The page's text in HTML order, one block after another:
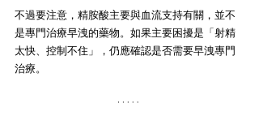
不過要注意，精胺酸主要與血流支持有關，並不
是專門治療早洩的藥物。如果主要困擾是「射精
太快、控制不住」，仍應確認是否需要早洩專門
治療。